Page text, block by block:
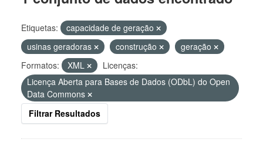
Etiquetas:
capacidade de geração
usinas geradoras
construção
geração
Formatos:
XML
Licenças:
Licença Aberta para Bases de Dados (ODbL) do Open
Data Commons
Filtrar Resultados